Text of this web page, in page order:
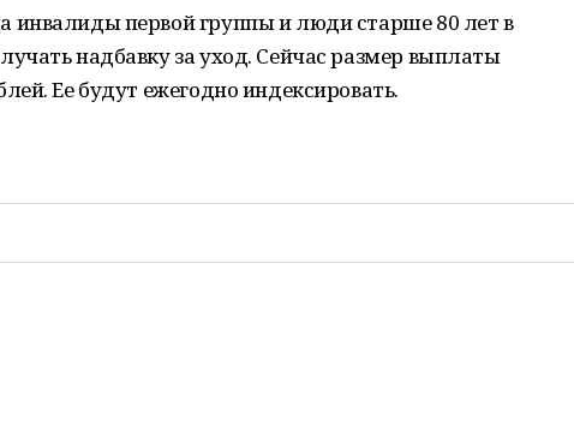
инвалиды первой группы и люди старше 80 лет в
надбавку за уход. Сейчас размер выплаты
Ее будут ежегодно индексировать.